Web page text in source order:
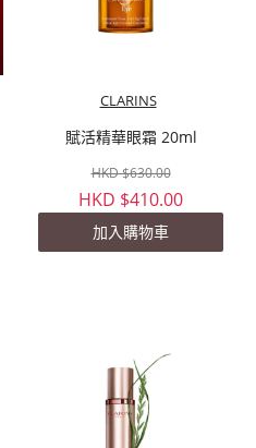
CLARINS
賦活精華眼霜 20ml
HKD $630.00
HKD $410.00
加入購物車